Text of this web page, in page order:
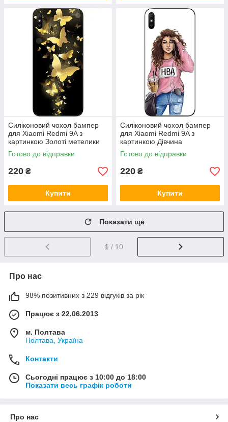
Силіконовий чохол бампер
для Xiaomi Redmi 9A з
картинкою Золоті метелики
Готово до відправки
220 ₴
Купити
Силіконовий чохол бампер
для Xiaomi Redmi 9A з
картинкою Дівчина
Готово до відправки
220 ₴
Купити
Показати ще
1 / 10
Про нас
98% позитивних з 229 відгуків за рік
Працює з 22.06.2013
м. Полтава
Полтава, Україна
Контакти
Сьогодні працює з 10:00 до 18:00
Показати весь графік роботи
Про нас